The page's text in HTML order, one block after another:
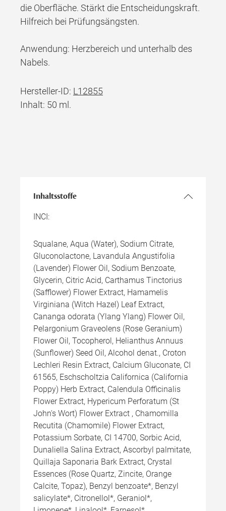
die Oberfläche. Stärkt die Entscheidungskraft.
Hilfreich bei Prüfungsängsten.
Anwendung: Herzbereich und unterhalb des
Nabels.
Hersteller-ID: L12855
Inhalt: 50 ml.
Inhaltsstoffe
INCI:
Squalane, Aqua (Water), Sodium Citrate,
Gluconolactone, Lavandula Angustifolia
(Lavender) Flower Oil, Sodium Benzoate,
Glycerin, Citric Acid, Carthamus Tinctorius
(Safflower) Flower Extract, Hamamelis
Virginiana (Witch Hazel) Leaf Extract,
Cananga odorata (Ylang Ylang) Flower Oil,
Pelargonium Graveolens (Rose Geranium)
Flower Oil, Tocopherol, Helianthus Annuus
(Sunflower) Seed Oil, Alcohol denat., Croton
Lechleri Resin Extract, Calcium Gluconate, CI
61565, Eschscholtzia Californica (California
Poppy) Herb Extract, Calendula Officinalis
Flower Extract, Hypericum Perforatum (St
John's Wort) Flower Extract , Chamomilla
Recutita (Chamomile) Flower Extract,
Potassium Sorbate, CI 14700, Sorbic Acid,
Dunaliella Salina Extract, Ascorbyl palmitate,
Quillaja Saponaria Bark Extract, Crystal
Essences (Rose Quartz, Zincite, Orange
Calcite, Topaz), Benzyl benzoate*, Benzyl
salicylate*, Citronellol*, Geraniol*,